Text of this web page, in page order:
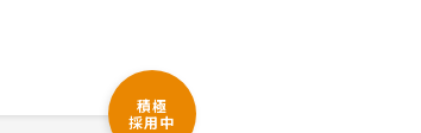
積極
採用中